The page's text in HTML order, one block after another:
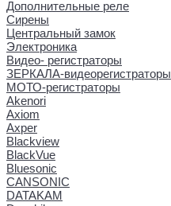
Дополнительные реле
Сирены
Центральный замок
Электроника
Видео- регистраторы
ЗЕРКАЛА-видеорегистраторы
МОТО-регистраторы
Akenori
Axiom
Axper
Blackview
BlackVue
Bluesonic
CANSONIC
DATAKAM